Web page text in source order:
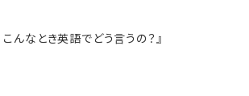
こんなとき英語でどう言うの？』